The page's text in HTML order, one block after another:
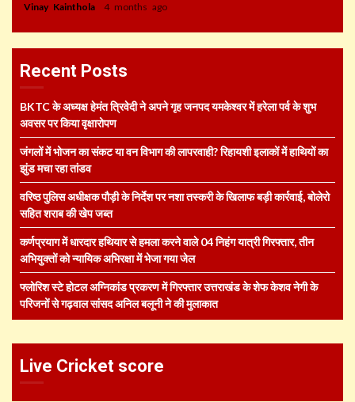
Vinay Kainthola 4 months ago
Recent Posts
BKTC के अध्यक्ष हेमंत त्रिवेदी ने अपने गृह जनपद यमकेश्वर में हरेला पर्व के शुभ
अवसर पर किया वृक्षारोपण
जंगलों में भोजन का संकट या वन विभाग की लापरवाही? रिहायशी इलाकों में हाथियों का
झुंड मचा रहा तांडव
वरिष्ठ पुलिस अधीक्षक पौड़ी के निर्देश पर नशा तस्करी के खिलाफ बड़ी कार्रवाई, बोलेरो
सहित शराब की खेप जब्त
कर्णप्रयाग में धारदार हथियार से हमला करने वाले 04 निहंग यात्री गिरफ्तार, तीन
अभियुक्तों को न्यायिक अभिरक्षा में भेजा गया जेल
फ्लोरिश स्टे होटल अग्निकांड प्रकरण में गिरफ्तार उत्तराखंड के शेफ केशव नेगी के
परिजनों से गढ़वाल सांसद अनिल बलूनी ने की मुलाकात
Live Cricket score